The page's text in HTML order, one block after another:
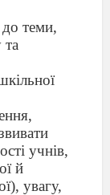
теми,
учнів,
й
увагу,